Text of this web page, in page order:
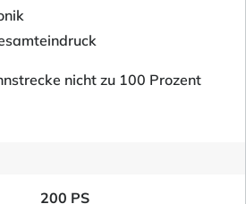
nicht zu 100 Prozent
200 PS